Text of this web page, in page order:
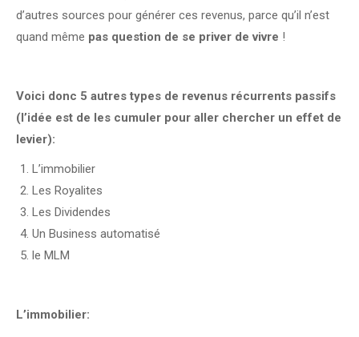
d’autres sources pour générer ces revenus, parce qu’il n’est
quand même pas question de se priver de vivre !
Voici donc 5 autres types de revenus récurrents passifs
(l’idée est de les cumuler pour aller chercher un effet de
levier):
L’immobilier
Les Royalites
Les Dividendes
Un Business automatisé
le MLM
L’immobilier: